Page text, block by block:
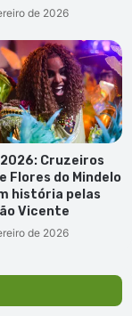
de 2026
Cruzeiros
Flores do Mindelo
história pelas
Vicente
de 2026